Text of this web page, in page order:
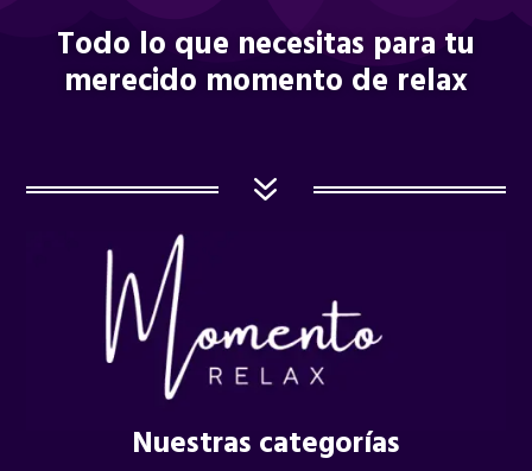
Todo lo que necesitas para tu
merecido momento de relax
7
Nuestras categorías